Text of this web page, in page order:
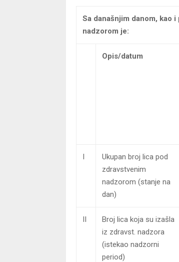
Sa današnjim danom, kao
nadzorom je:
Opis/datum
I
Ukupan broj lica pod
zdravstvenim
nadzorom (stanje na
dan)
II
Broj lica koja su izašla
iz zdravst. nadzora
(istekao nadzorni
period)